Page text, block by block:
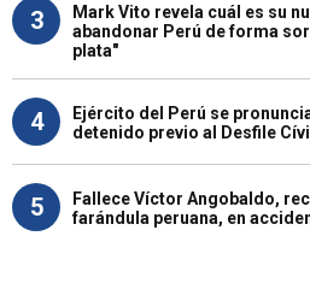
3
Mark Vito revela cuál es su
abandonar Perú de forma
plata"
4
Ejército del Perú se
detenido previo al Desfile
5
Fallece Víctor Angobaldo,
farándula peruana, en